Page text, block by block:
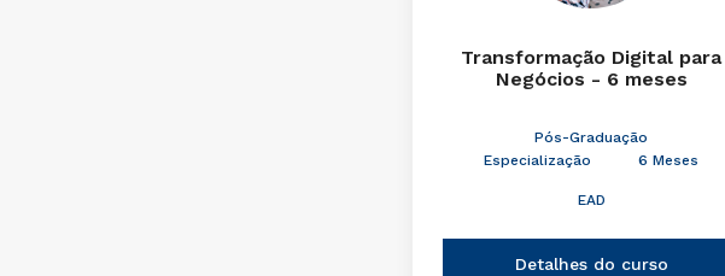
Transformação Digital para
Negócios - 6 meses
Pós-Graduação
Especialização
6 Meses
EAD
Detalhes do curso